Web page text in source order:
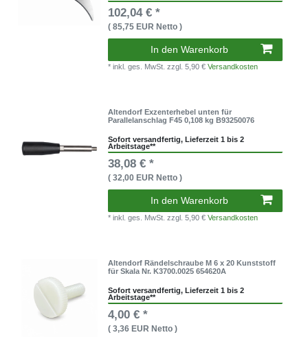
102,04 € *
( 85,75 EUR Netto )
In den Warenkorb
* inkl. ges. MwSt.zzgl. 5,90 €Versandkosten
Altendorf Exzenterhebel unten für
Parallelanschlag F45 0,108 kg B93250076
Sofort versandfertig, Lieferzeit 1 bis 2
Arbeitstage**
38,08 € *
( 32,00 EUR Netto )
In den Warenkorb
* inkl. ges. MwSt.zzgl. 5,90 €Versandkosten
Altendorf Rändelschraube M 6 x 20 Kunststoff
für Skala Nr. K3700.0025 654620A
Sofort versandfertig, Lieferzeit 1 bis 2
Arbeitstage**
4,00 € *
( 3,36 EUR Netto )